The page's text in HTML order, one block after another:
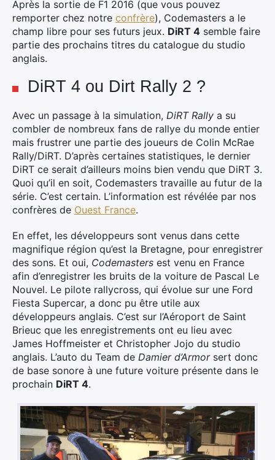
Après la sortie de F1 2016 (que vous pouvez
remporter chez notre confrère), Codemasters a le
champ libre pour ses futurs jeux. DiRT 4 semble faire
partie des prochains titres du catalogue du studio
anglais.
DiRT 4 ou Dirt Rally 2 ?
Avec un passage à la simulation, DiRT Rally a su
combler de nombreux fans de rallye du monde entier
mais frustrer une partie des joueurs de Colin McRae
Rally/DiRT. D’après certaines statistiques, le dernier
DiRT ce serait d’ailleurs moins bien vendu que DiRT 3.
Quoi qu’il en soit, Codemasters travaille au futur de la
série. C’est certain. L’information est révélée par nos
confrères de Ouest France.
En effet, les développeurs sont venus dans cette
magnifique région qu’est la Bretagne, pour enregistrer
des sons. Et oui, Codemasters est venu en France
afin d’enregistrer les bruits de la voiture de Pascal Le
Nouvel. Le pilote rallycross, qui évolue sur une Ford
Fiesta Supercar, a donc pu être utile aux
développeurs anglais. C’est sur l’Aéroport de Saint
Brieuc que les enregistrements ont eu lieu avec
James Hoffmeister et Christopher Jojo du studio
anglais. L’auto du Team de Damier d’Armorsert donc
de base sonore à une future voiture présente dans le
prochain DiRT 4.